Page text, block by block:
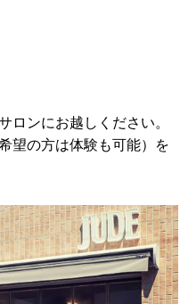
ロンにお越しください。
望の方は体験も可能）を